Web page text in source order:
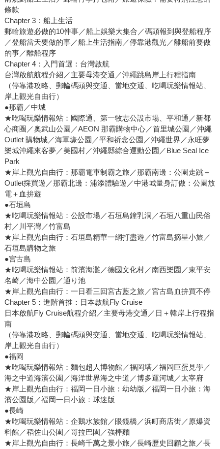
條款
Chapter 3：船上生活
郵輪旅遊必做的10件事／船上娛樂大集合／碼頭報到與登船程序
／登船當天要做的事／船上生活指南／停靠港觀光／離船前要做
的事／離船程序
Chapter 4：入門首選：台灣啟航
台灣啟航航程介紹／主要母港交通／沖繩跳島岸上行程指南
（停靠港攻略、郵輪碼頭與交通、當地交通、吃喝玩樂情報站、
岸上觀光自由行）
●那霸／中城
★吃喝玩樂情報站：國際通、第一牧志公設市場、平和通／新都
心商圈／奧武山公園／AEON 那霸購物中心／首里城公園／沖繩
Outlet 購物城／海軍壕公園／平和祈念公園／沖繩世界／永旺夢
樂城沖繩來客夢／美國村／沖繩縣綜合運動公園／Blue Seal Ice
Park
★岸上觀光自由行：那霸電車制霸之旅／那霸南邊：公園走跳＋
Outlet採買遊／那霸北邊：浦添體驗遊／中港城量身訂做：公園放
電＋血拚遊
●石垣島
★吃喝玩樂情報站：公設市場／石垣島鐘乳洞／石垣八重山民俗
村／川平灣／竹富島
★岸上觀光自由行：石垣島精華一網打盡遊／竹富島摘星小旅／
石垣島購物之旅
●宮古島
★吃喝玩樂情報站：前濱海灘／德國文化村／南西樂園／東平安
名崎／海中公園／通り池
★岸上觀光自由行：一日看三回宮古藍之旅／宮古島血拚買不停
Chapter 5：進階首推：日本啟航Fly Cruise
日本啟航Fly Cruise航程介紹／主要母港交通／日＋韓岸上行程指
南
（停靠港攻略、郵輪碼頭與交通、當地交通、吃喝玩樂情報站、
岸上觀光自由行）
●福岡
★吃喝玩樂情報站：麵包超人博物館／福岡塔／福岡巨蛋見學／
海之中道海濱公園／海洋世界海之中道／博多運河城／太宰府
★岸上觀光自由行：福岡一日小旅：幼幼版／福岡一日小旅：海
濱公園版／福岡一日小旅：球迷版
●長崎
★吃喝玩樂情報站：企鵝水族館／眼鏡橋／浜町商店街／原爆資
料館／稻佐山公園／哥拉巴園／強棒麵
★岸上觀光自由行：長崎千萬之景小旅／長崎歷史回顧之旅／長